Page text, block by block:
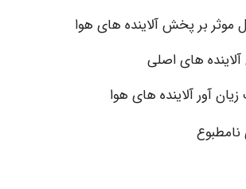
موثر بر پخش آلاینده های هوا
آلاینده های اصلی
زیان آور آلاینده های هوا